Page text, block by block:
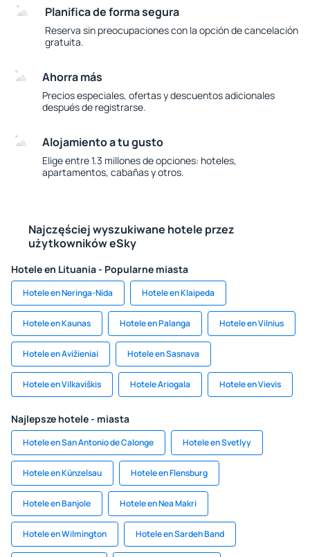
Planifica de forma segura
Reserva sin preocupaciones con la opción de cancelación
gratuita.
Ahorra más
Precios especiales, ofertas y descuentos adicionales
después de registrarse.
Alojamiento a tu gusto
Elige entre 1.3 millones de opciones: hoteles,
apartamentos, cabañas y otros.
Najczęściej wyszukiwane hotele przez
użytkowników eSky
Hotele en Lituania - Popularne miasta
Hotele en Neringa-Nida Hotele en Klaipeda
Hotele en Kaunas Hotele en Palanga Hotele en Vilnius
Hotele en Avižieniai Hotele en Sasnava
Hotele en Vilkaviškis Hotele Ariogala Hotele en Vievis
Najlepsze hotele - miasta
Hotele en San Antonio de Calonge‎ Hotele en Svetlyy
Hotele en Künzelsau Hotele en Flensburg
Hotele en Banjole Hotele en Nea Makri
Hotele en Wilmington Hotele en Sardeh Band